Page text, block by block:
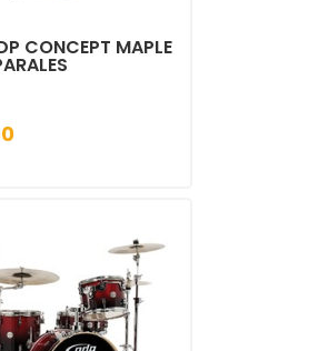
CONCEPT MAPLE